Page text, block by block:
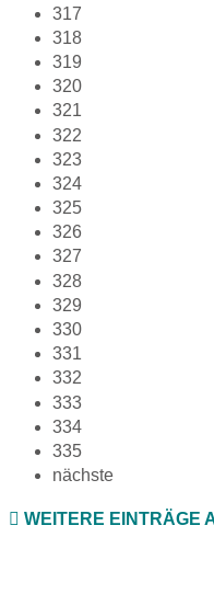
317
318
319
320
321
322
323
324
325
326
327
328
329
330
331
332
333
334
335
nächste
WEITERE EINTRÄGE